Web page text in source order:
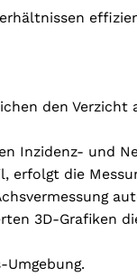
den
Inzidenz- und
erfolgt die
3D-Grafiken